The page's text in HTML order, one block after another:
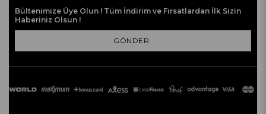
Bültenimize Üye Olun ! Tüm İndirim ve Fırsatlardan İlk Sizin
Haberiniz Olsun !
GÖNDER